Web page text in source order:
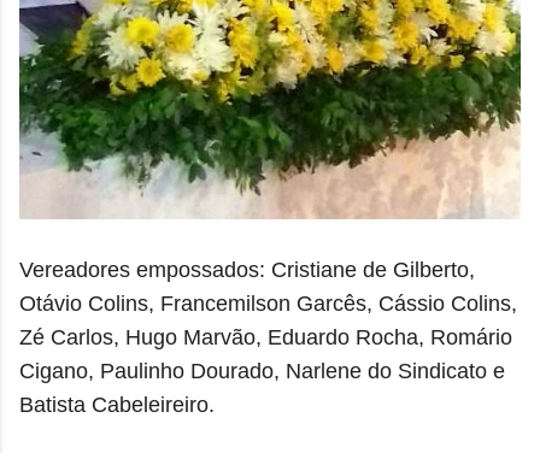
Vereadores empossados: Cristiane de Gilberto,
Otávio Colins, Francemilson Garcês, Cássio Colins,
Zé Carlos, Hugo Marvão, Eduardo Rocha, Romário
Cigano, Paulinho Dourado, Narlene do Sindicato e
Batista Cabeleireiro.